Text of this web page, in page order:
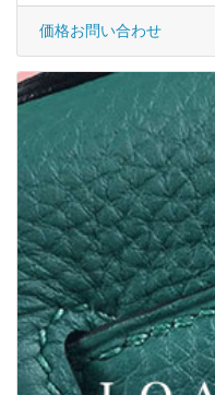
価格お問い合わせ